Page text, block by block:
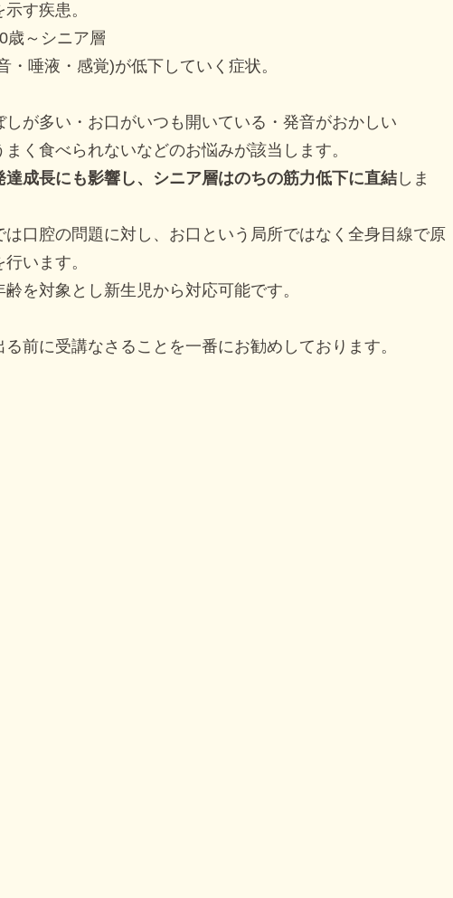
す疾患。
歳～シニア層
・唾液・感覚)が低下していく症状。
が多い・お口がいつも開いている・発音がおかしい
く食べられないなどのお悩みが該当します。
成長にも影響し、シニア層はのちの筋力低下に直結しま
口腔の問題に対し、お口という局所ではなく全身目線で原
います。
を対象とし新生児から対応可能です。
前に受講なさることを一番にお勧めしております。